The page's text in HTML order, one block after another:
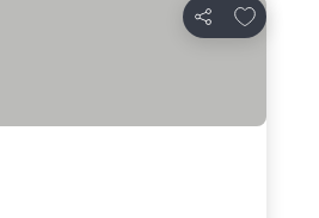
シェア
お気に入